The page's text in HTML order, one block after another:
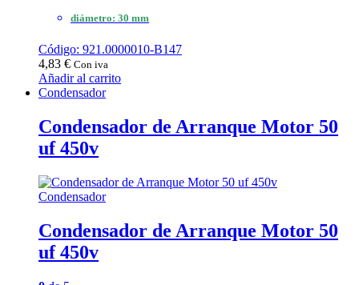
diámetro: 30 mm
Código: 921.0000010-B147
4,83 € Con iva
Añadir al carrito
Condensador
Condensador de Arranque Motor 50
uf 450v
Condensador
Condensador de Arranque Motor 50
uf 450v